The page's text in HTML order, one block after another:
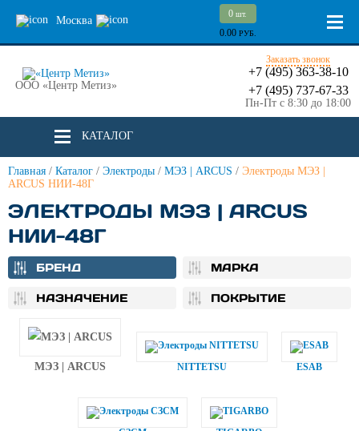
Москва
0 шт.
0.00 РУБ.
ООО «Центр Метиз»
Заказать звонок
+7 (495) 363-38-10
+7 (495) 737-67-33
Пн-Пт с 8:30 до 18:00
КАТАЛОГ
Главная / Каталог / Электроды / МЭЗ | ARCUS / Электроды МЭЗ |
ARCUS НИИ-48Г
ЭЛЕКТРОДЫ МЭЗ | ARCUS
НИИ-48Г
БРЕНД МАРКА
НАЗНАЧЕНИЕ ПОКРЫТИЕ
МЭЗ | ARCUS NITTETSU ESAB